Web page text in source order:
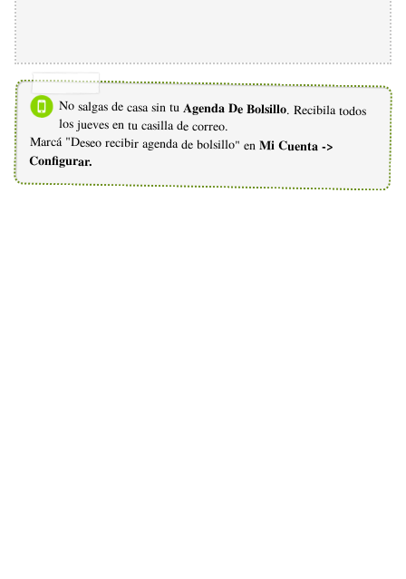
No salgas de casa sin tu Agenda De Bolsillo. Recibila todos
los jueves en tu casilla de correo.
Marcá "Deseo recibir agenda de bolsillo" en Mi Cuenta ->
Configurar.